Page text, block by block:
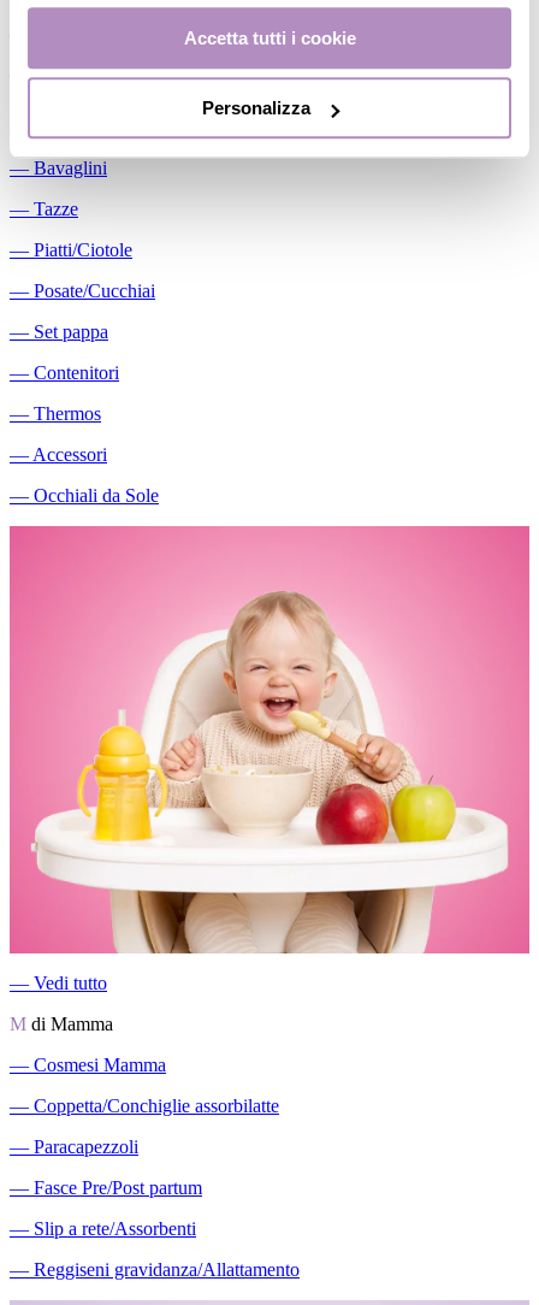
Accetta tutti i cookie
Personalizza
Conservalatte Materno
―Massaggiagengive
― Bavaglini
― Tazze
― Piatti/Ciotole
― Posate/Cucchiai
― Set pappa
― Contenitori
― Thermos
― Accessori
― Occhiali da Sole
― Vedi tutto
M di Mamma
― Cosmesi Mamma
― Coppetta/Conchiglie assorbilatte
― Paracapezzoli
― Fasce Pre/Post partum
― Slip a rete/Assorbenti
― Reggiseni gravidanza/Allattamento